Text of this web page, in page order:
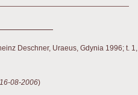
Deschner, Uraeus, Gdynia 1996; t. 1,
16-08-2006)